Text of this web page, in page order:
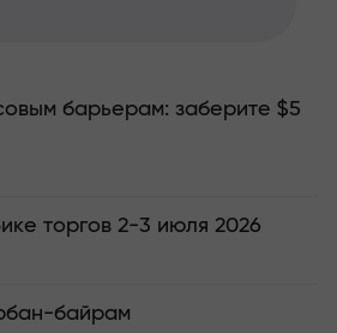
барьерам: заберите $5
торгов 2-3 июля 2026
байрам